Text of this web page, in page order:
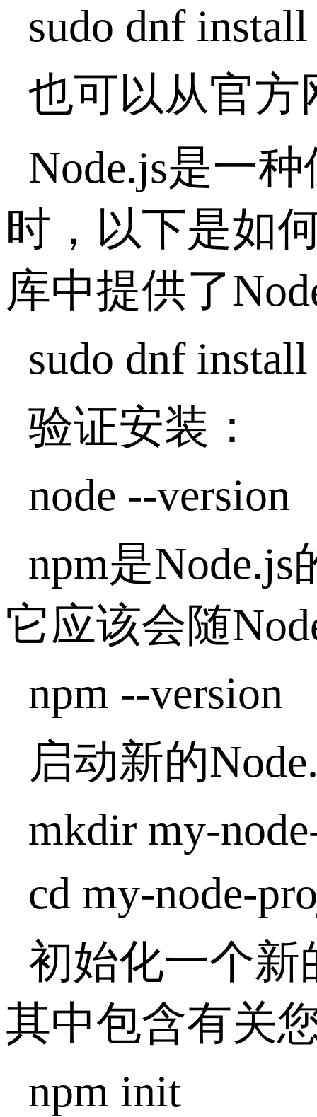
sudo dnf install
也可以从官方
Node.js是一
时，以下是如
库中提供了
sudo dnf
验证安装：
node --version
npm是
它应该会随
npm --version
启动新的
mkdir my-
cd my-node-
初始化一个新
其中包含有关
npm init